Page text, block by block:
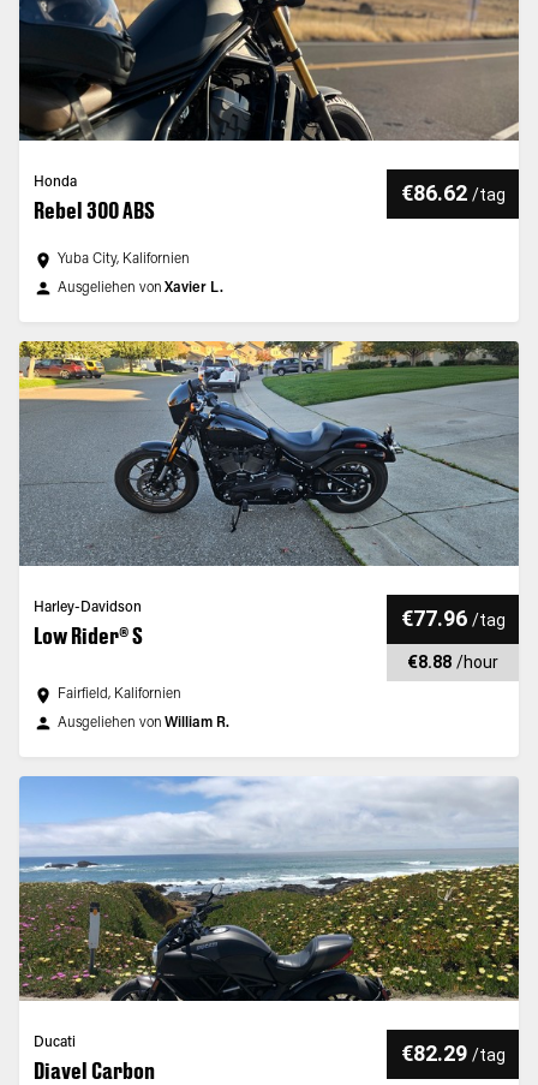
Honda
Rebel 300 ABS
€86.62 /tag
Yuba City, Kalifornien
Ausgeliehen von Xavier L.
Harley-Davidson
Low Rider® S
€77.96 /tag
€8.88 /hour
Fairfield, Kalifornien
Ausgeliehen von William R.
Ducati
Diavel Carbon
€82.29 /tag